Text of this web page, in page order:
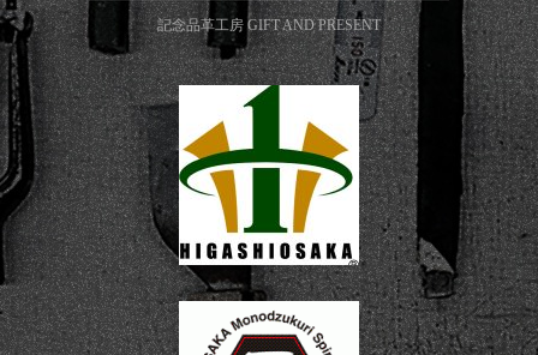
記念品革工房 GIFT AND PRESENT